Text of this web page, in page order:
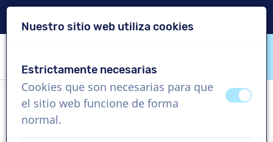
VoiceProductions
Silke
Nuestro sitio web utiliza cookies
Estrictamente necesarias
Cookies que son necesarias para que
el sitio web funcione de forma
normal.